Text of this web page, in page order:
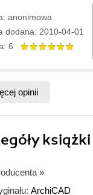
anonimowa
dodana: 2010-04-01
6
opinii
książki
»
ArchiCAD